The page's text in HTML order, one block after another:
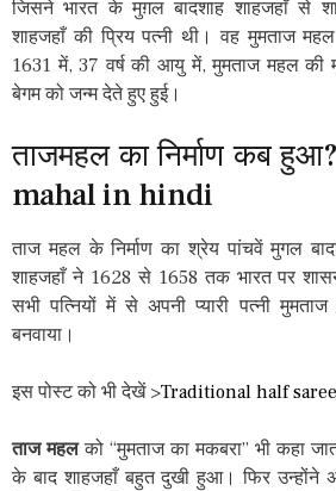
जिसने भारत के मुग़ल बादशाह शाहजहाँ से
शाहजहाँ की प्रिय पत्नी थी। वह मुमताज
1631 में, 37 वर्ष की आयु में, मुमताज महल की
बेगम को जन्म देते हुए हुई।
ताजमहल का निर्माण कब
mahal in hindi
ताज महल के निर्माण का श्रेय पांचवें मुगल
शाहजहाँ ने 1628 से 1658 तक भारत पर
सभी पत्नियों में से अपनी प्यारी पत्नी
बनवाया।
इस पोस्ट को भी देखें >Traditional half saree
ताज महलको “मुमताज का मकबरा” भी कहा
के बाद शाहजहाँ बहुत दुखी हुआ। फिर उन्होंने